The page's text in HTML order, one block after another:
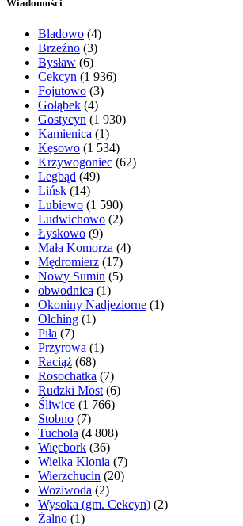
Wiadomości
Bladowo (4)
Brzeźno (3)
Bysław (6)
Cekcyn (1 936)
Fojutowo (3)
Gołąbek (4)
Gostycyn (1 930)
Kamienica (1)
Kęsowo (1 534)
Krzywogoniec (62)
Legbąd (49)
Lińsk (14)
Lubiewo (1 590)
Ludwichowo (2)
Łyskowo (9)
Mała Komorza (4)
Mędromierz (17)
Nowy Sumin (5)
obwodnica (1)
Okoniny Nadjeziorne (1)
Olching (1)
Piła (7)
Przyrowa (1)
Raciąż (68)
Rosochatka (7)
Rudzki Most (6)
Śliwice (1 766)
Stobno (7)
Tuchola (4 808)
Więcbork (36)
Wielka Klonia (7)
Wierzchucin (20)
Woziwoda (2)
Wysoka (gm. Cekcyn) (2)
Żalno (1)